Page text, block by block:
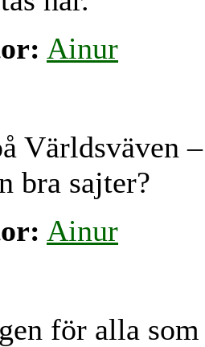
Ainur
Världsväven
bra sajter?
Ainur
för alla